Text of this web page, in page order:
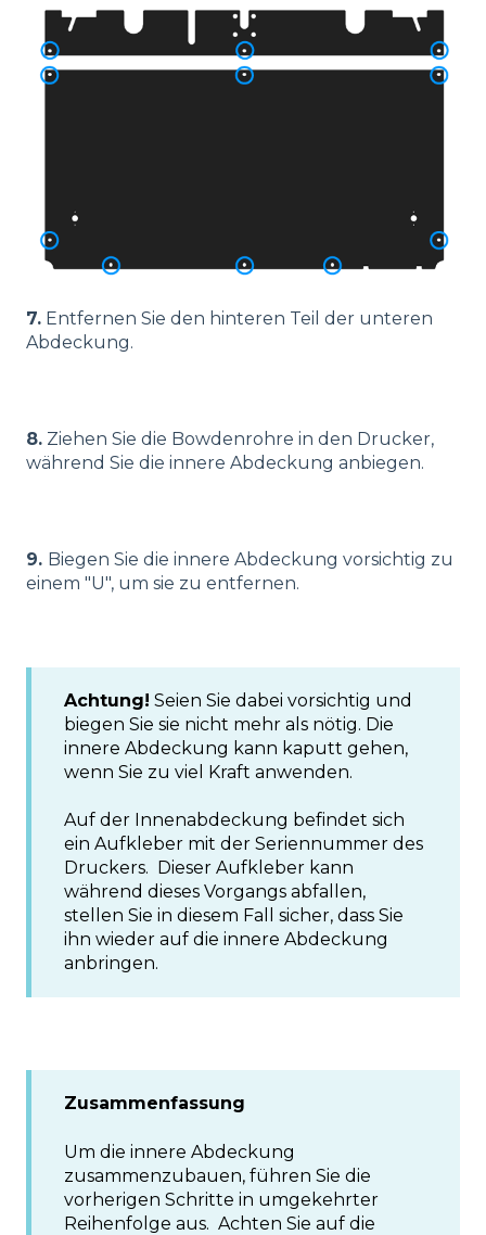
7. Entfernen Sie den hinteren Teil der unteren
Abdeckung.
8. Ziehen Sie die Bowdenrohre in den Drucker,
während Sie die innere Abdeckung anbiegen.
9. Biegen Sie die innere Abdeckung vorsichtig zu
einem "U", um sie zu entfernen.
Achtung! Seien Sie dabei vorsichtig und
biegen Sie sie nicht mehr als nötig. Die
innere Abdeckung kann kaputt gehen,
wenn Sie zu viel Kraft anwenden.
Auf der Innenabdeckung befindet sich
ein Aufkleber mit der Seriennummer des
Druckers. Dieser Aufkleber kann
während dieses Vorgangs abfallen,
stellen Sie in diesem Fall sicher, dass Sie
ihn wieder auf die innere Abdeckung
anbringen.
Zusammenfassung
Um die innere Abdeckung
zusammenzubauen, führen Sie die
vorherigen Schritte in umgekehrter
Reihenfolge aus. Achten Sie auf die